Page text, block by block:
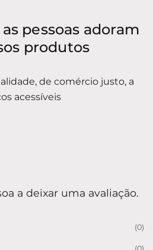
pessoas adoram
produtos
de comércio justo, a
acessíveis
a deixar uma avaliação.
(0)
(0)